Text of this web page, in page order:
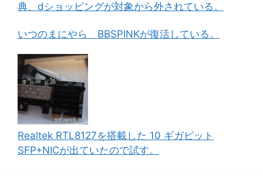
典、dショッピングが対象から外されている。
いつのまにやら BBSPINKが復活している。
Realtek RTL8127を搭載した 10 ギガビット
SFP+NICが出ていたので試す。